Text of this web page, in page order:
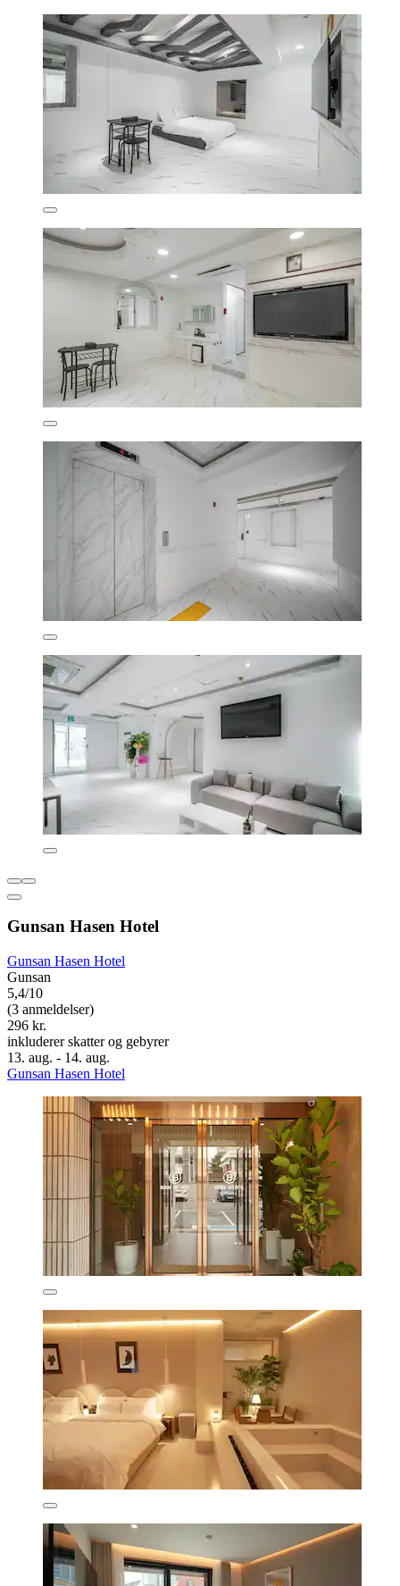
Gunsan Hasen Hotel
Gunsan Hasen Hotel
Gunsan
5,4/10
(3 anmeldelser)
296 kr.
inkluderer skatter og gebyrer
13. aug. - 14. aug.
Gunsan Hasen Hotel